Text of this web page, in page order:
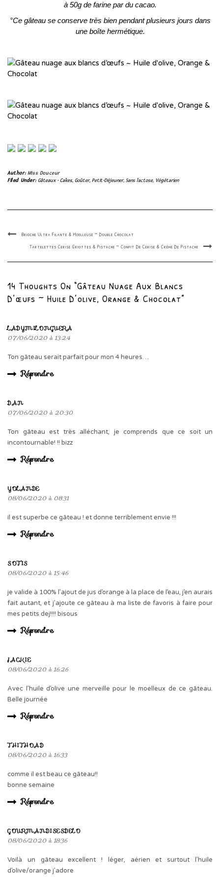
à 50g de farine par du cacao.
°Ce gâteau se conserve très bien pendant plusieurs jours dans
une boîte hermétique.
Author: Miss Douceur
Filed Under: Gâteaux - Cakes, Goûter, Petit-Déjeuner, Sans lactose, Végétarien
Brioche Ultra Filante & Moelleuse ~ Double Chocolat
Tartelettes Cerise Griottes & Pistache ~ Confit De Cerise & Crème De Pistache
14 Thoughts On “Gâteau Nuage Aux Blancs
D’œufs ~ Huile D’olive, Orange & Chocolat”
LADYMILONGUERA
07/06/2020 à 13:24
Ton gâteau serait parfait pour mon 4 heures…
Répondre
DAN
07/06/2020 à 20:30
Ton gâteau est très alléchant, je comprends que ce soit un
incontournable! !! bizz
Répondre
YOLANDE
08/06/2020 à 08:31
il est superbe ce gâteau ! et donne terriblement envie !!!
Répondre
SOTIS
08/06/2020 à 15:46
je valide à 100% l’ajout de jus d’orange à la place de l’eau, j’en aurais
fait autant, et j’ajoute ce gâteau à ma liste de favoris à faire pour
mes petits dej!!!! bisous
Répondre
JACKIE
08/06/2020 à 16:26
Avec l’huile d’olive une merveille pour le moelleux de ce gâteau.
Belle journée
Répondre
THITHOAD
08/06/2020 à 16:33
comme il est beau ce gâteau!!
bonne semaine
Répondre
GOURMANDISESDELO
08/06/2020 à 18:36
Voilà un gâteau excellent ! léger, aérien et surtout l’huile
d’olive/orange j’adore